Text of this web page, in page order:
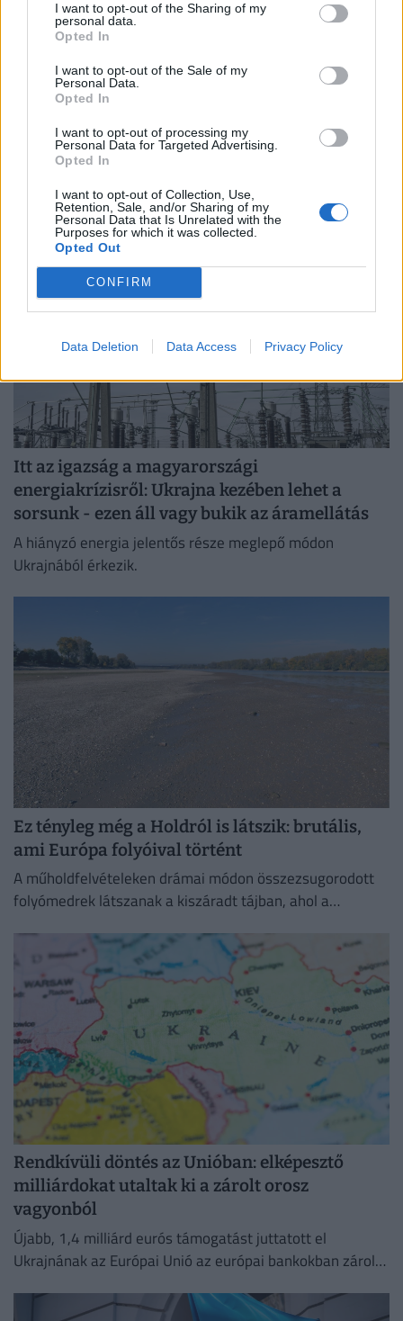
I want to opt-out of the Sharing of my
personal data.
Opted In
I want to opt-out of the Sale of my
Personal Data.
Opted In
I want to opt-out of processing my
Personal Data for Targeted Advertising.
Opted In
I want to opt-out of Collection, Use,
Retention, Sale, and/or Sharing of my
Personal Data that Is Unrelated with the
Purposes for which it was collected.
Opted Out
CONFIRM
Data Deletion Data Access Privacy Policy
Na erre kevesen számítottak: összerúgta a port
Donald Trump az egyik legfőbb bizalmasával
hónapjára állítólag gyakorlatilag az összes
rakétakészletét felhasználta.
Itt az igazság a magyarországi
energiakrízisről: Ukrajna kezében lehet a
sorsunk - ezen áll vagy bukik az áramellátás
A hiányzó energia jelentős része meglepő módon
Ukrajnából érkezik.
Ez tényleg még a Holdról is látszik: brutális,
ami Európa folyóival történt
A műholdfelvételeken drámai módon összezsugorodott
folyómedrek látszanak a kiszáradt tájban, ahol a
felszín alatti homokpadokat tárt fel.
Rendkívüli döntés az Unióban: elképesztő
milliárdokat utaltak ki a zárolt orosz
vagyonból
Újabb, 1,4 milliárd eurós támogatást juttatott el
Ukrajnának az Európai Unió az európai bankokban zárolt